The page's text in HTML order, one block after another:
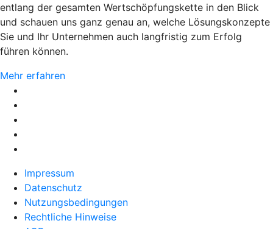
entlang der gesamten Wertschöpfungskette in den Blick
und schauen uns ganz genau an, welche Lösungskonzepte
Sie und Ihr Unternehmen auch langfristig zum Erfolg
führen können.
Mehr erfahren
Impressum
Datenschutz
Nutzungsbedingungen
Rechtliche Hinweise